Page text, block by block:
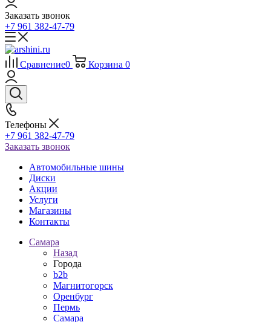
Заказать звонок
+7 961 382-47-79
Сравнение0 Корзина 0
Телефоны
+7 961 382-47-79
Заказать звонок
Автомобильные шины
Диски
Акции
Услуги
Магазины
Контакты
Самара
Назад
Города
b2b
Магнитогорск
Оренбург
Пермь
Самара